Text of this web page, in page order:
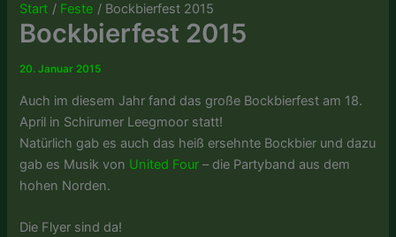
Start Feste Bockbierfest 2015
Bockbierfest 2015
20. Januar 2015
Auch im diesem Jahr fand das große Bockbierfest am 18.
April in Schirumer Leegmoor statt!
Natürlich gab es auch das heiß ersehnte Bockbier und dazu
gab es Musik von United Four – die Partyband aus dem
hohen Norden.
Die Flyer sind da!